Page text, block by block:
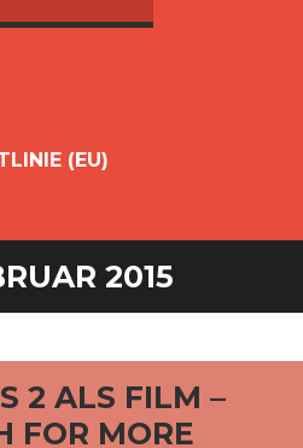
(EU)
2015
2 ALS FILM –
FOR MORE